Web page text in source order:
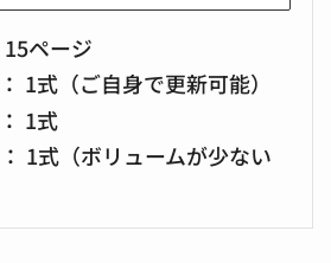
15ページ
1式（ご自身で更新可能）
1式
1式（ボリュームが少ない